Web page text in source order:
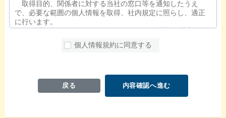
取得目的、関係者に対する当社の窓口等を通知したうえ
で、必要な範囲の個人情報を取得、社内規定に照らし、適正
に行います。
2. 関係 者よりお預かりさせていただいた個人情報を適切に管
理し、不正アクセス、紛失、破壊、改ざん、
漏洩、及び目的外利用などの予防に努めます。
3. 個人情報 に関する法令及びその他の要求事項を遵守しま
4. 個人情報の保護のためのマネジメント システム(JIS Q 1500
個人情報規約に同意する
戻る 内容確認へ進む